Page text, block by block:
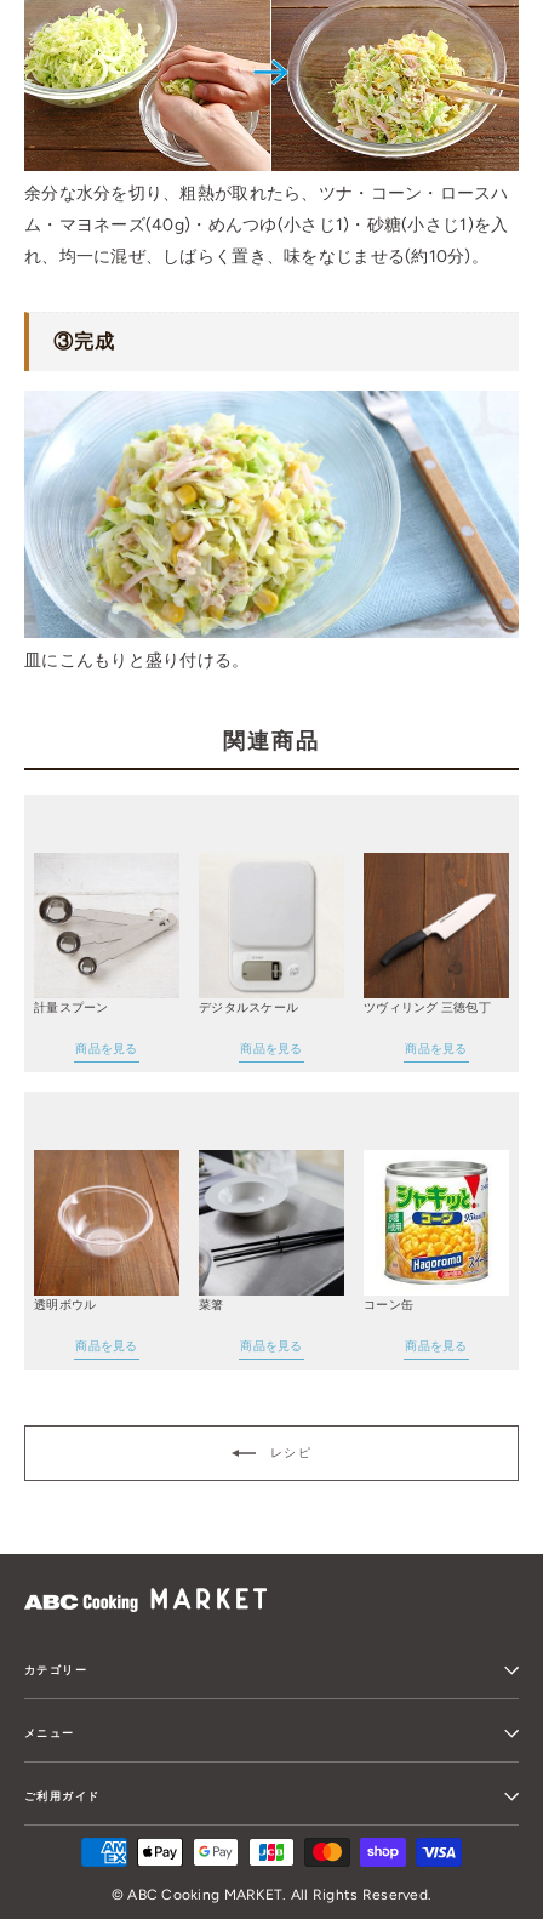
余分な水分を切り、粗熱が取れたら、ツナ・コーン・ロースハ
ム・マヨネーズ(40g)・めんつゆ(小さじ1)・砂糖(小さじ1)を入
れ、均一に混ぜ、しばらく置き、味をなじませる(約10分)。
③完成
皿にこんもりと盛り付ける。
関連商品
計量スプーン
商品を見る
デジタルスケール
商品を見る
ツヴィリング 三徳包丁
商品を見る
透明ボウル
商品を見る
菜箸
商品を見る
コーン缶
商品を見る
レシピ
カテゴリー
メニュー
ご利用ガイド
© ABC Cooking MARKET. All Rights Reserved.